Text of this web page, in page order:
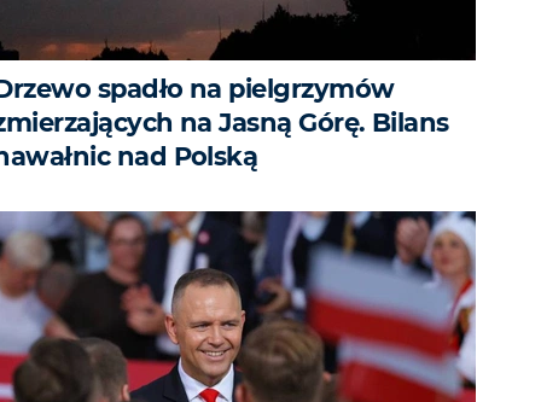
spadło na pielgrzymów
na Jasną Górę. Bilans
nad Polską